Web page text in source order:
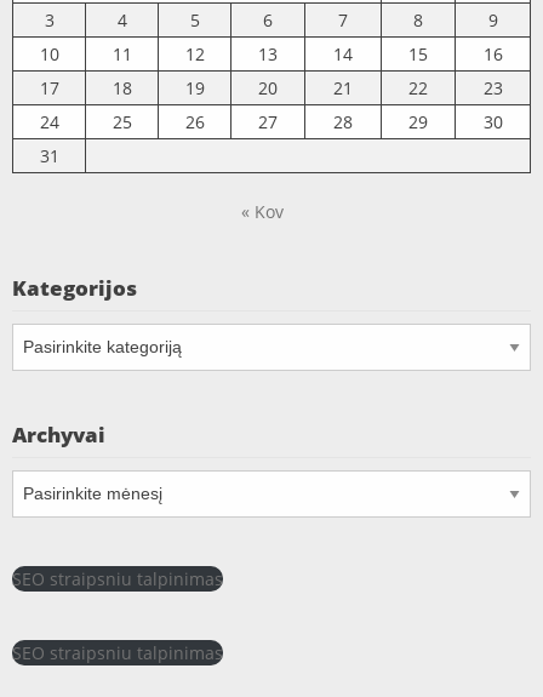
3
4 5 6 7 8
9
10
11 12 13 14 15
16
17
18 19 20 21 22
23
24
25 26 27 28 29
30
31
« Kov
Kategorijos
Kategorijos
Archyvai
Archyvai
SEO straipsniu talpinimas
SEO straipsniu talpinimas